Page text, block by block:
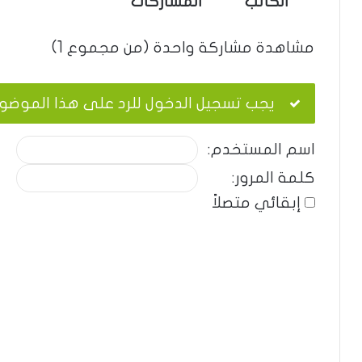
مشاهدة مشاركة واحدة (من مجموع 1)
يجب تسجيل الدخول للرد على هذا
اسم المستخدم:
كلمة المرور:
إبقائي متصلاً